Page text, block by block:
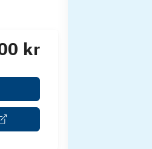
kr